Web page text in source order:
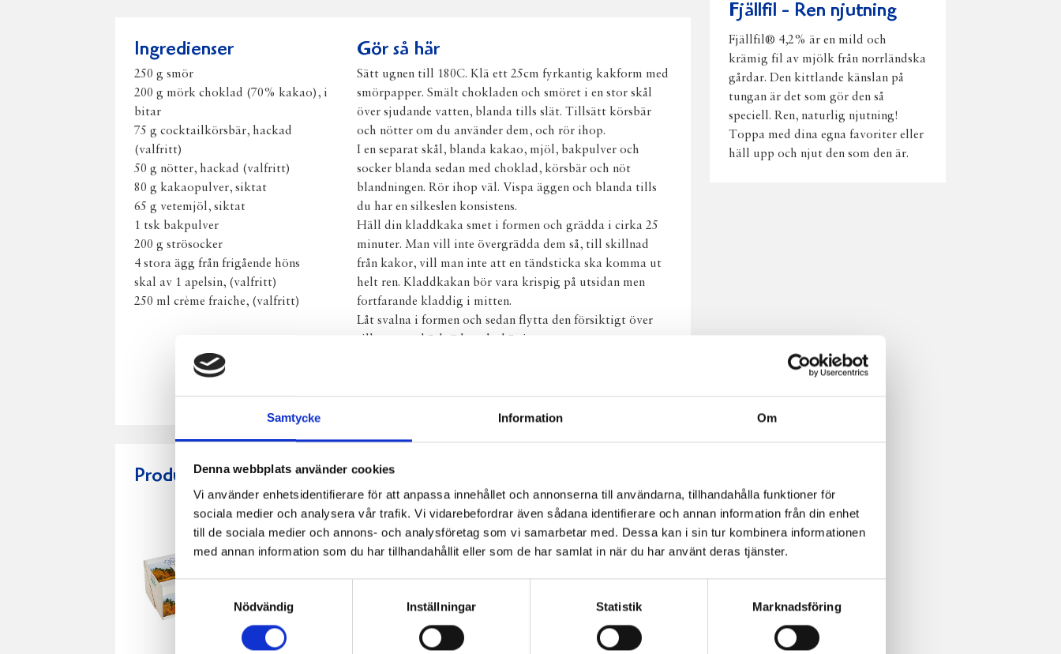
Samtycke Information Om
Denna webbplats använder cookies
Vi använder enhetsidentifierare för att anpassa innehållet och annonserna till användarna, tillhandahålla funktioner för
sociala medier och analysera vår trafik. Vi vidarebefordrar även sådana identifierare och annan information från din enhet
till de sociala medier och annons- och analysföretag som vi samarbetar med. Dessa kan i sin tur kombinera informationen
med annan information som du har tillhandahållit eller som de har samlat in när du har använt deras tjänster.
Nödvändig
Inställningar Statistik Marknadsföring
Ingredienser
250 g smör
200 g mörk choklad (70% kakao), i
bitar
75 g cocktailkörsbär, hackad
(valfritt)
50 g nötter, hackad (valfritt)
80 g kakaopulver, siktat
65 g vetemjöl, siktat
1 tsk bakpulver
200 g strösocker
4 stora ägg från frigående höns
skal av 1 apelsin, (valfritt)
250 ml crème fraiche, (valfritt)
Gör så här
Sätt ugnen till 180C. Klä ett 25cm fyrkantig kakform med
smörpapper. Smält chokladen och smöret i en stor skål
över sjudande vatten, blanda tills slät. Tillsätt körsbär
och nötter om du använder dem, och rör ihop.
I en separat skål, blanda kakao, mjöl, bakpulver och
socker blanda sedan med choklad, körsbär och nöt
blandningen. Rör ihop väl. Vispa äggen och blanda tills
du har en silkeslen konsistens.
Häll din kladdkaka smet i formen och grädda i cirka 25
minuter. Man vill inte övergrädda dem så, till skillnad
från kakor, vill man inte att en tändsticka ska komma ut
helt ren. Kladdkakan bör vara krispig på utsidan men
fortfarande kladdig i mitten.
Låt svalna i formen och sedan flytta den försiktigt över
till en stor skärbräda och skär i rutor.
Produkter i receptet:
Fjällfil - Ren njutning
Fjällfil® 4,2% är en mild och
krämig fil av mjölk från norrländska
gårdar. Den kittlande känslan på
tungan är det som gör den så
speciell. Ren, naturlig njutning!
Toppa med dina egna favoriter eller
häll upp och njut den som den är.